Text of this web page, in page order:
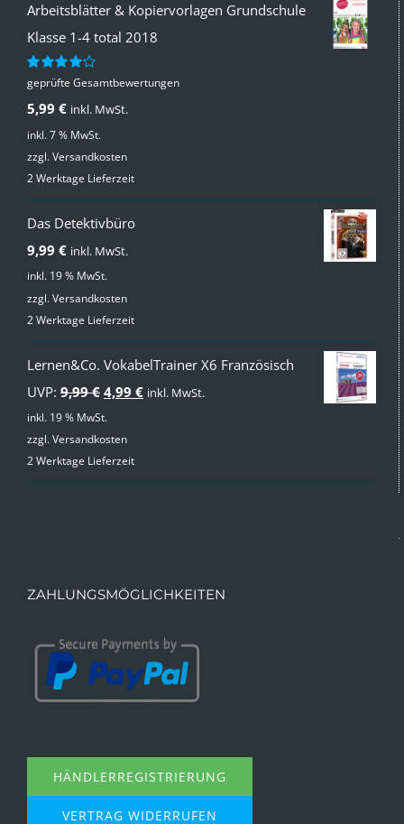
Arbeitsblätter & Kopiervorlagen Grundschule
Klasse 1-4 total 2018
Bewertet
von 5
geprüfte Gesamtbewertungen
5,99 € inkl. MwSt.
inkl. 7 % MwSt.
zzgl.Versandkosten
2 Werktage Lieferzeit
Das Detektivbüro
9,99 € inkl. MwSt.
inkl. 19 % MwSt.
zzgl.Versandkosten
2 Werktage Lieferzeit
Lernen&Co. VokabelTrainer X6 Französisch
UVP: 9,99€ Ursprünglicher
Preis
war:
4,99 €Aktueller
inkl. MwSt.
inkl. 19 % MwSt.
zzgl.Versandkosten
2 Werktage Lieferzeit
ZAHLUNGSMÖGLICHKEITEN
HÄNDLERREGISTRIERUNG
VERTRAG WIDERRUFEN